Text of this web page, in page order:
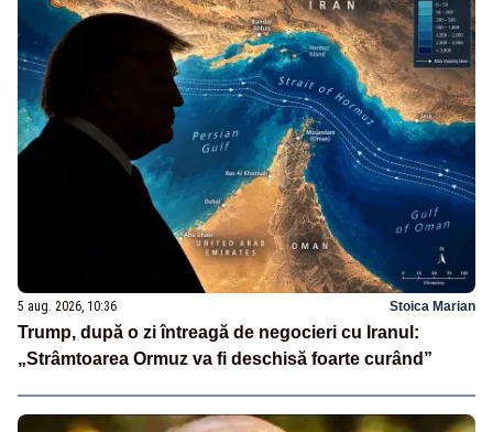
5 aug. 2026, 10:36 Stoica Marian
Trump, după o zi întreagă de negocieri cu Iranul:
„Strâmtoarea Ormuz va fi deschisă foarte curând”